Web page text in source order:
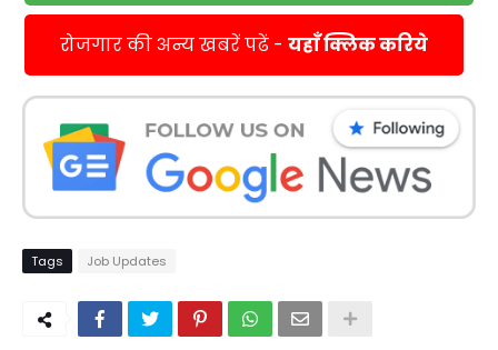
रोजगार की अन्य खबरें पढें - यहाँ क्लिक करिये
Tags Job Updates